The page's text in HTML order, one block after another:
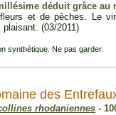
déduit grâce au
et de pêches. Le
(03/2011)
synthétique. Ne pas garder.
des
rhodaniennes -